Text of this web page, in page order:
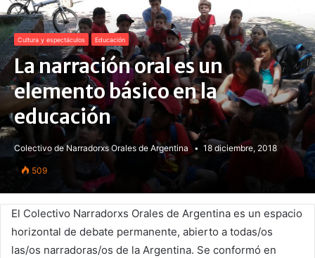
Cultura y espectáculos Educación
La narración oral es un
elemento básico en la
educación
Colectivo de Narradorxs Orales de Argentina 18 diciembre, 2018
509
El Colectivo Narradorxs Orales de Argentina es un espacio
horizontal de debate permanente, abierto a todas/os
las/os narradoras/os de la Argentina. Se conformó en